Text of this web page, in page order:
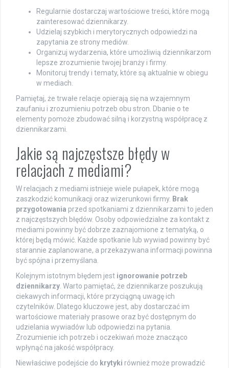
Regularnie dostarczaj wartościowe treści, które mogą
zainteresować dziennikarzy.
Udzielaj szybkich i merytorycznych odpowiedzi na
zapytania ze strony mediów.
Organizuj wydarzenia, które umożliwią dziennikarzom
lepsze zrozumienie twojej branży i firmy.
Monitoruj trendy i tematy, które są aktualnie w obiegu
w mediach.
Pamiętaj, że trwałe relacje opierają się na wzajemnym
zaufaniu i zrozumieniu potrzeb obu stron. Dbanie o te
elementy pomoże zbudować silną i korzystną współpracę z
dziennikarzami.
Jakie są najczęstsze błędy w
relacjach z mediami?
W relacjach z mediami istnieje wiele pułapek, które mogą
zaszkodzić komunikacji oraz wizerunkowi firmy. Brak
przygotowania przed spotkaniami z dziennikarzami to jeden
z najczęstszych błędów. Osoby odpowiedzialne za kontakt z
mediami powinny być dobrze zaznajomione z tematyką, o
której będą mówić. Każde spotkanie lub wywiad powinny być
starannie zaplanowane, a przekazywana informacji powinna
być spójna i przemyślana.
Kolejnym istotnym błędem jest ignorowanie potrzeb
dziennikarzy. Warto pamiętać, że dziennikarze poszukują
ciekawych informacji, które przyciągną uwagę ich
czytelników. Dlatego kluczowe jest, aby dostarczać im
wartościowe materiały prasowe oraz być dostępnym do
udzielania wywiadów lub odpowiedzi na pytania.
Zrozumienie ich potrzeb i oczekiwań może znacząco
wpłynąć na jakość współpracy.
Niewłaściwe podejście do krytyki również może prowadzić